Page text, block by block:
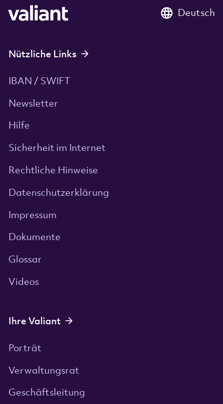
Deutsch
Nützliche Links
IBAN / SWIFT
Newsletter
Hilfe
Sicherheit im Internet
Rechtliche Hinweise
Datenschutzerklärung
Impressum
Dokumente
Glossar
Videos
Ihre Valiant
Porträt
Verwaltungsrat
Geschäftsleitung